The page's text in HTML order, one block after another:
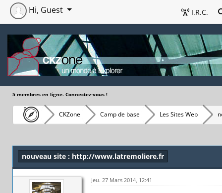
I.R.C.
Hi, Guest
5 membres en ligne. Connectez-vous !
CKZone Camp de base Les Sites Web
nouveau site : http://www.latremoliere.fr
Jeu. 27 Mars 2014, 12:41